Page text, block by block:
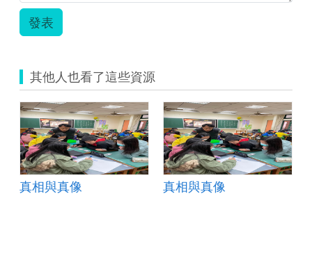
發表
其他人也看了這些資源
真相與真像 真相與真像